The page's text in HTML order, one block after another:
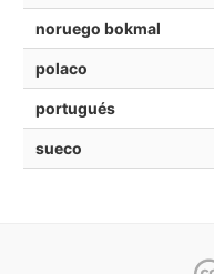
noruego bokmal
polaco
portugués
sueco